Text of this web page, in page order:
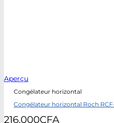
Aperçu
Congélateur horizontal
Congélateur horizontal Roch
216.000CFA